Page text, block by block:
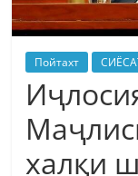
Пойтахт
халқи